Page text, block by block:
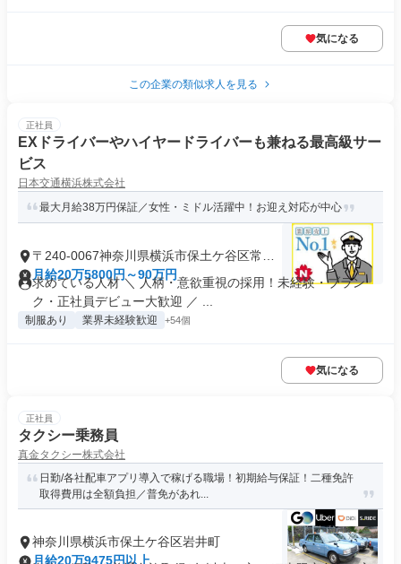
気になる
この企業の類似求人を見る
正社員
EXドライバーやハイヤードライバーも兼ねる最高級サー
ビス
日本交通横浜株式会社
最大月給38万円保証／女性・ミドル活躍中！お迎え対応が中心
〒240-0067神奈川県横浜市保土ケ谷区常盤
台
月給20万5800円～90万円
求めている人材 ＼ 人柄・意欲重視の採用！未経験・ブラン
ク・正社員デビュー大歓迎 ／ ...
制服あり 業界未経験歓迎 +54個
気になる
正社員
タクシー乗務員
真金タクシー株式会社
日勤/各社配車アプリ導入で稼げる職場！初期給与保証！二種免許
取得費用は全額負担／普免があれ...
神奈川県横浜市保土ケ谷区岩井町
月給20万9475円以上